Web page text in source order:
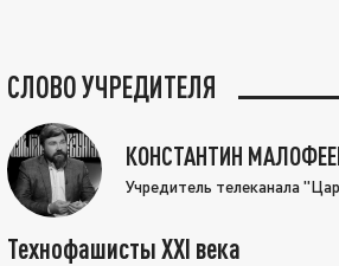
СЛОВО УЧРЕДИТЕЛЯ
КОНСТАНТИН
Учредитель телеканала
Технофашисты XXI века